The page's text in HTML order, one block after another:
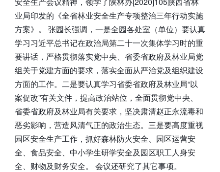
业局印发的《全省林业安全生产专项整治三年行动实施
方案》。 张园长强调，一是全园各处室（单位）要认真
学习习近平总书记在政治局第二十一次集体学习时的重
要讲话，严格贯彻落实党中央、省委省政府及林业局党
组关于党建方面的要求，落实全面从严治党及组织建设
方面的工作。二是要认真学习省委省政府及林业局“以
案促改”有关文件，提高政治站位，全面贯彻党中央、
省委省政府及林业局有关要求，坚决肃清赵正永流毒和
恶劣影响，营造风清气正的政治生态。三是要高度重视
园区安全生产工作，抓好森林防火安全、园区运营安
全、食品安全、中小学生研学安全及园区职工人身安
全、财物及财务安全。 会议还研究了其它事项。